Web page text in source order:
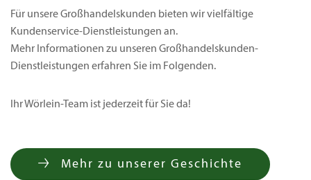
Für unsere Großhandelskunden bieten wir vielfältige
Kundenservice-Dienstleistungen an.
Mehr Informationen zu unseren Großhandelskunden-
Dienstleistungen erfahren Sie im Folgenden.
Ihr Wörlein-Team ist jederzeit für Sie da!
Mehr zu unserer Geschichte